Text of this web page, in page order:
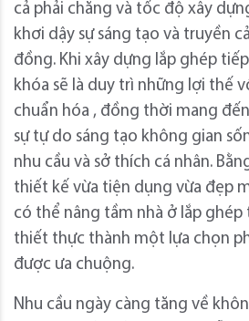
cả phải chăng và tốc độ xây
khơi dậy sự sáng tạo và truyền
đồng. Khi xây dựng lắp ghép
khóa sẽ là duy trì những lợi thế
chuẩn hóa , đồng thời mang
sự tự do sáng tạo không gian
nhu cầu và sở thích cá nhân.
thiết kế vừa tiện dụng vừa đẹp
có thể nâng tầm nhà ở lắp
thiết thực thành một lựa chọn
được ưa chuộng.
Nhu cầu ngày càng tăng về